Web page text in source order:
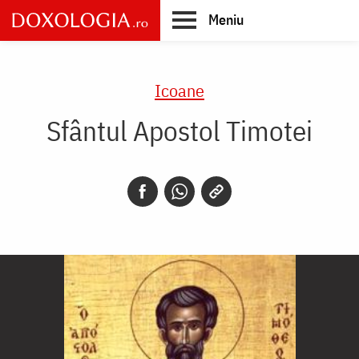
Skip
to
main
Meniu
Icoane
Sfântul Apostol Timotei